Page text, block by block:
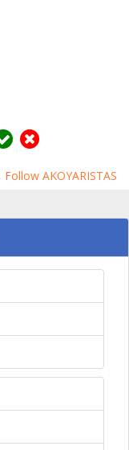
Follow AKOYARISTAS